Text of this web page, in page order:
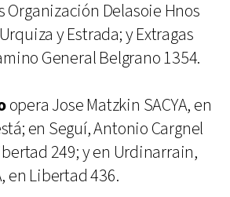
Organización Delasoie Hnos
y Estrada; y Extragas
General Belgrano 1354.
opera Jose Matzkin SACYA, en
en Seguí, Antonio Cargnel
249; y en Urdinarrain,
en Libertad 436.